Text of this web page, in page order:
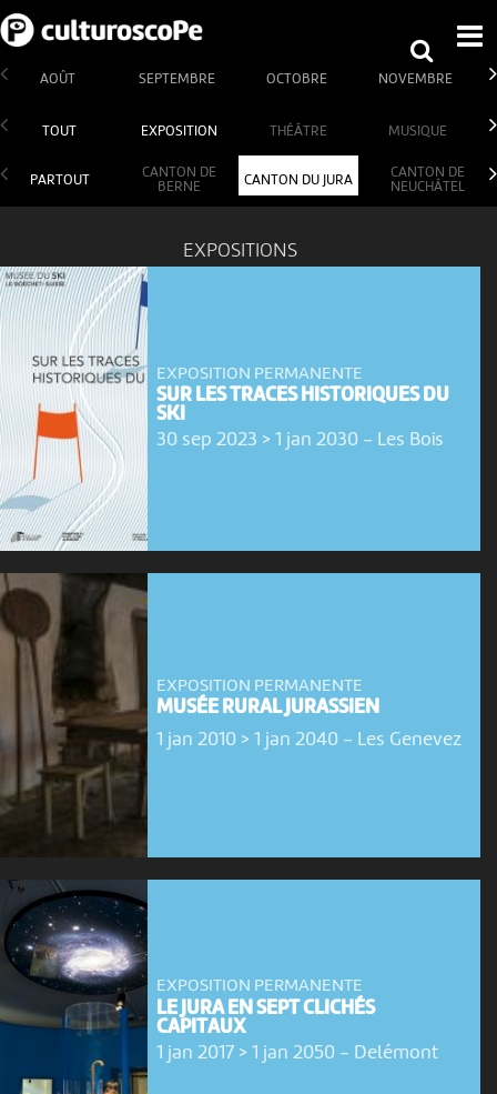
AOÛT SEPTEMBRE OCTOBRE NOVEMBRE
TOUT EXPOSITION THÉÂTRE MUSIQUE
PARTOUT
CANTON DE
BERNE
CANTON DU JURA
CANTON DE
NEUCHÂTEL
EXPOSITIONS
EXPOSITION PERMANENTE
SUR LES TRACES HISTORIQUES DU
SKI
30 sep 2023 > 1 jan 2030- Les Bois
EXPOSITION PERMANENTE
MUSÉE RURAL JURASSIEN
1 jan 2010 > 1 jan 2040- Les Genevez
EXPOSITION PERMANENTE
LE JURA EN SEPT CLICHÉS
CAPITAUX
1 jan 2017 > 1 jan 2050- Delémont